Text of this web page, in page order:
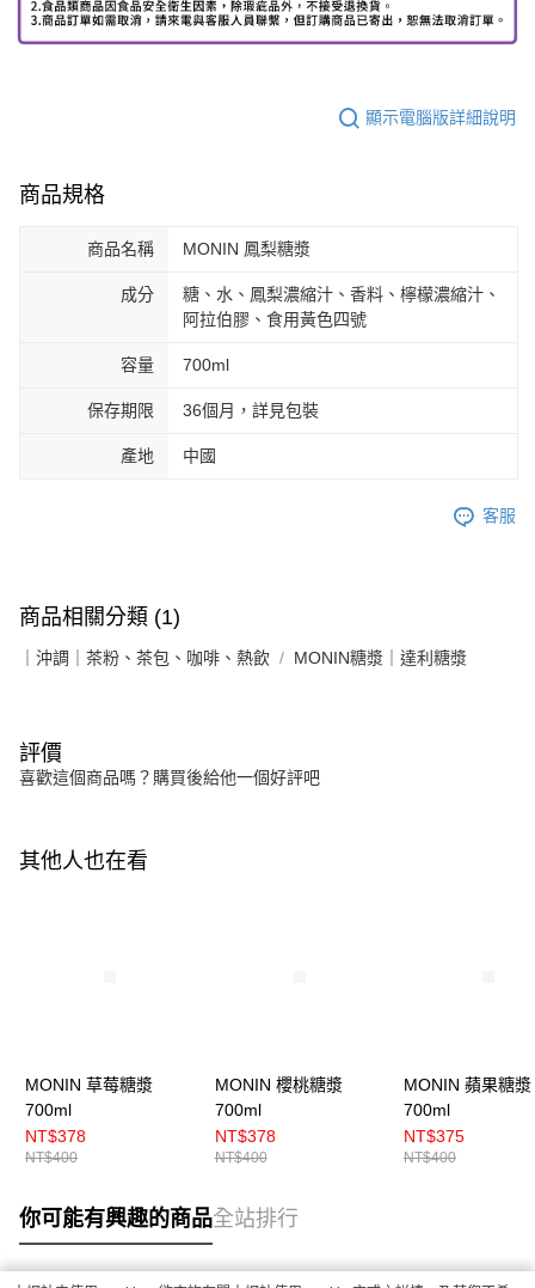
顯示電腦版詳細說明
商品規格
商品名稱 MONIN 鳳梨糖漿
成分
糖、水、鳳梨濃縮汁、香料、檸檬濃縮汁、
阿拉伯膠、食用黃色四號
容量 700ml
保存期限 36個月，詳見包裝
產地 中國
客服
商品相關分類 (1)
｜沖調｜茶粉、茶包、咖啡、熱飲 MONIN糖漿｜達利糖漿
評價
喜歡這個商品嗎？購買後給他一個好評吧
其他人也在看
MONIN 草莓糖漿
700ml
NT$378
NT$400
MONIN 櫻桃糖漿
700ml
NT$378
NT$400
MONIN 蘋果糖漿
700ml
NT$375
NT$400
你可能有興趣的商品全站排行